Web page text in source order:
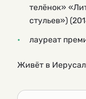
телёнок»
стульев»)
лауреат
Живёт в